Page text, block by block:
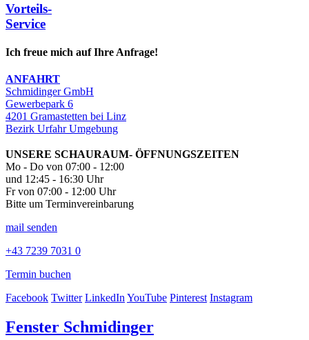
Vorteils-
Service
Ich freue mich auf Ihre Anfrage!
ANFAHRT
Schmidinger GmbH
Gewerbepark 6
4201 Gramastetten bei Linz
Bezirk Urfahr Umgebung
UNSERE SCHAURAUM- ÖFFNUNGSZEITEN
Mo - Do von 07:00 - 12:00
und 12:45 - 16:30 Uhr
Fr von 07:00 - 12:00 Uhr
Bitte um Terminvereinbarung
mail senden
+43 7239 7031 0
Termin buchen
Facebook Twitter LinkedInYouTube Pinterest Instagram
Fenster Schmidinger